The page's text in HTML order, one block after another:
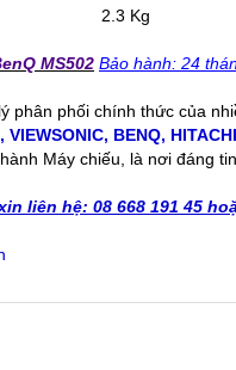
2.3 Kg
MS502 Bảo hành: 24
phân phối chính thức của
, VIEWSONIC, BENQ, HITACHI
Máy chiếu, là nơi đáng
liên hệ: 08 668 191 45